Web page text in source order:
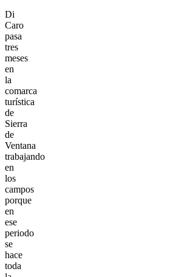
Di
Caro
pasa
tres
meses
en
la
comarca
turística
de
Sierra
de
Ventana
trabajando
en
los
campos
porque
en
ese
periodo
se
hace
toda